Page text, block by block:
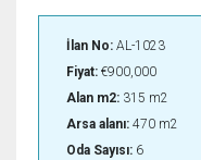
İlan No: AL-1023
Fiyat: €900,000
Alan m2: 315 m2
Arsa alanı: 470 m2
Oda Sayısı: 6